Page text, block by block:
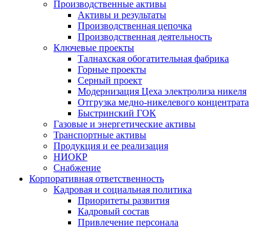
Производственные активы
Активы и результаты
Производственная цепочка
Производственная деятельность
Ключевые проекты
Талнахская обогатительная фабрика
Горные проекты
Серный проект
Модернизация Цеха электролиза никеля
Отгрузка медно-никелевого концентрата
Быстринский ГОК
Газовые и энергетические активы
Транспортные активы
Продукция и ее реализация
НИОКР
Снабжение
Корпоративная ответственность
Кадровая и социальная политика
Приоритеты развития
Кадровый состав
Привлечение персонала